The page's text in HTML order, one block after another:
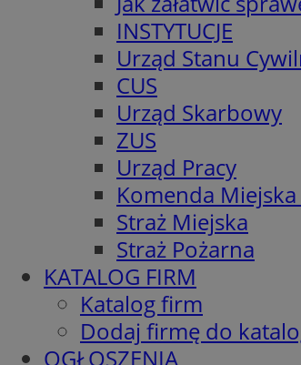
INSTYTUCJE
Urząd Stanu
CUS
Urząd Skarbowy
ZUS
Urząd Pracy
Komenda Miejska
Straż Miejska
Straż Pożarna
KATALOG FIRM
Katalog firm
Dodaj firmę do
OGŁOSZENIA